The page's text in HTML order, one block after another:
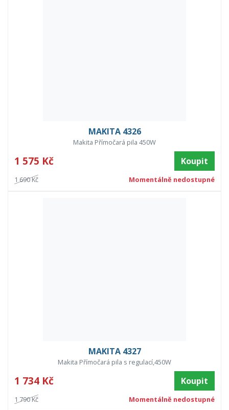
MAKITA 4326
Makita Přímočará pila 450W
1 575 Kč Koupit
1 690 Kč Momentálně nedostupné
MAKITA 4327
Makita Přímočará pila s regulací,450W
1 734 Kč Koupit
1 790 Kč Momentálně nedostupné